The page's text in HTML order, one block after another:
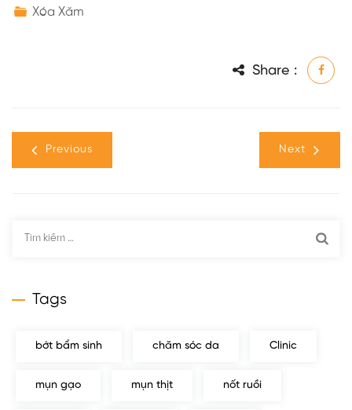
Xóa Xăm
Share :
Previous Next
Tags
bớt bẩm sinh chăm sóc da Clinic
mụn gạo mụn thịt nốt ruồi